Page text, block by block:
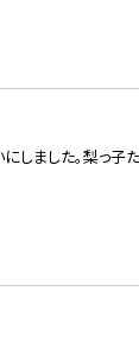
しました。梨っ子